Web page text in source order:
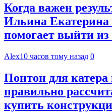
Когда важен
Ильина Екатерина
помогает выйти из
Alex10 часов тому назад 0
Понтон для
правильно
купить